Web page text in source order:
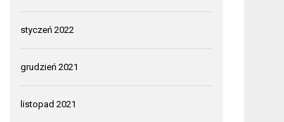
styczeń 2022
grudzień 2021
listopad 2021